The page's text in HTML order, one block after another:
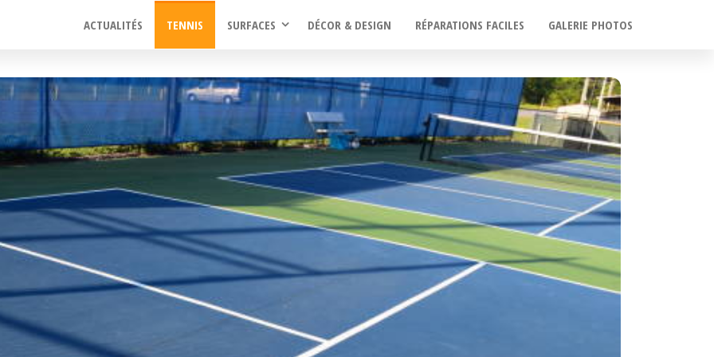
ACTUALITÉS TENNIS SURFACES DÉCOR & DESIGN RÉPARATIONS FACILES GALERIE PHOTOS